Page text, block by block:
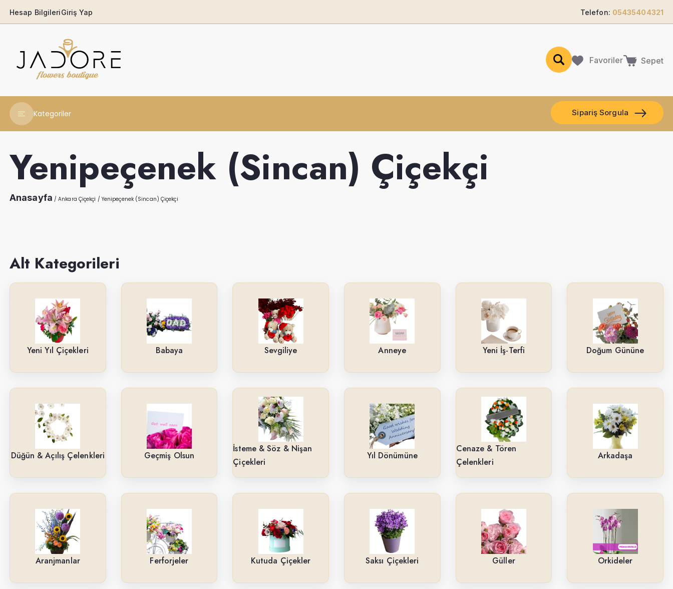
Hesap BilgileriGiriş Yap Telefon: 05435404321
Favoriler Sepet
Kategoriler
Babaya
Yeni İş-Terfi
Kutuda Çiçekler
Doğum Gününe
Düğün & Açılış Çelenkleri
Saksı Çiçekleri
Yıl Dönümüne
Güller
Cenaze & Tören Çelenkleri
Tasarım Buketler
Orkideler
Ne İçin ?
Ürün Çeşitlerimiz
Aranjmanlar
Sipariş Sorgula
Yenipeçenek (Sincan) Çiçekçi
Anasayfa / Ankara Çiçekçi / Yenipeçenek (Sincan) Çiçekçi
Alt Kategorileri
Yeni Yıl Çiçekleri Babaya Sevgiliye Anneye Yeni İş-Terfi Doğum Gününe
Düğün & Açılış Çelenkleri Geçmiş Olsun
İsteme & Söz & Nişan
Çiçekleri
Yıl Dönümüne
Cenaze & Tören
Çelenkleri
Arkadaşa
Aranjmanlar Ferforjeler Kutuda Çiçekler Saksı Çiçekleri Güller Orkideler